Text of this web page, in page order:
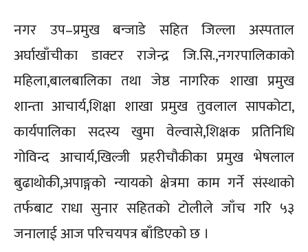
नगर उप–प्रमुख बन्जाडे सहित जिल्ला अस्पताल
अर्घाखाँचीका डाक्टर राजेन्द्र जि.सि.,नगरपालिकाको
महिला,बालबालिका तथा जेष्ठ नागरिक शाखा प्रमुख
शान्ता आचार्य,शिक्षा शाखा प्रमुख तुवलाल सापकोटा,
कार्यपालिका सदस्य खुमा वेल्वासे,शिक्षक प्रतिनिधि
गोविन्द आचार्य,खिल्जी प्रहरीचौकीका प्रमुख भेषलाल
बुढाथोकी,अपाङ्गको न्यायको क्षेत्रमा काम गर्ने संस्थाको
तर्फबाट राधा सुनार सहितको टोलीले जाँच गरि ५३
जनालाई आज परिचयपत्र बाँडिएको छ ।